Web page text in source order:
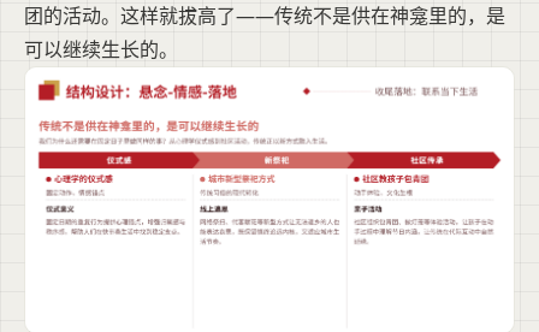
团的活动。这样就拔高了——传统不是供在神龛里的，是
可以继续生长的。